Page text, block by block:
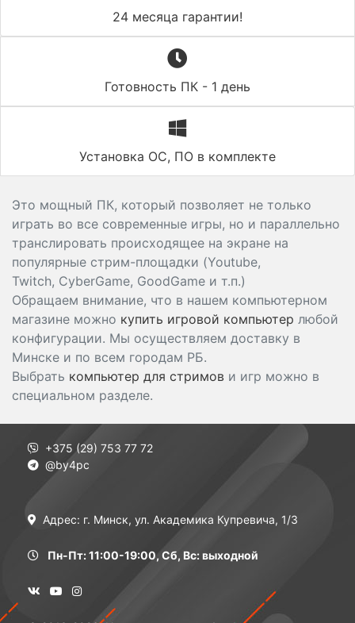
24 месяца гарантии!
Готовность ПК - 1 день
Установка ОС, ПО в комплекте
Это мощный ПК, который позволяет не только
играть во все современные игры, но и параллельно
транслировать происходящее на экране на
популярные стрим-площадки (Youtube,
Twitch, CyberGame, GoodGame и т.п.)
Обращаем внимание, что в нашем компьютерном
магазине можно купить игровой компьютер любой
конфигурации. Мы осуществляем доставку в
Минске и по всем городам РБ.
Выбрать компьютер для стримов и игр можно в
специальном разделе.
+375 (29) 753 77 72
@by4pc
Адрес: г. Минск, ул. Академика Купревича, 1/3
Пн-Пт: 11:00-19:00, Сб, Вс: выходной